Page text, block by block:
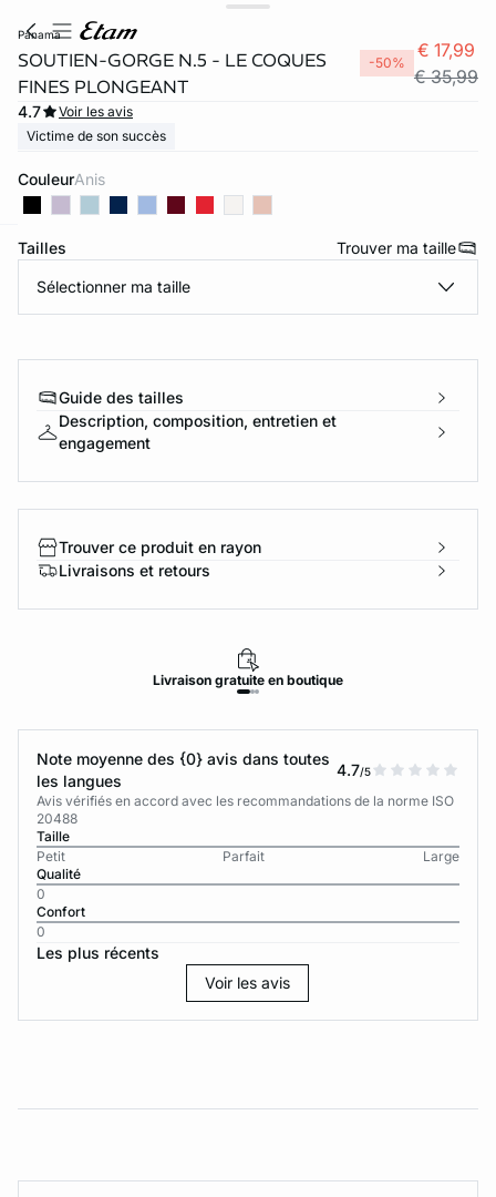
panama
SOUTIEN-GORGE N.5 - LE COQUES
FINES PLONGEANT
-50%
€ 17,99
€ 35,99
4.7
Voir les avis
Victime de son succès
Couleur anis
Tailles Trouver ma taille
Sélectionner ma taille
Guide des tailles
Description, composition, entretien et
engagement
Trouver ce produit en rayon
Livraisons et retours
Livraison gratuite en boutique
Note moyenne des {0} avis dans toutes
les langues
4.7/5
Avis vérifiés en accord avec les recommandations de la norme ISO
20488
Taille
Petit
Parfait
Large
Qualité
0
Confort
0
Les plus récents
Voir les avis